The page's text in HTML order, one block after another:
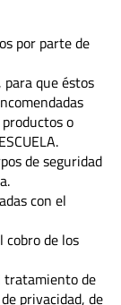
por parte de
para que éstos
o
de seguridad
con el
cobro de los
tratamiento de
privacidad, de